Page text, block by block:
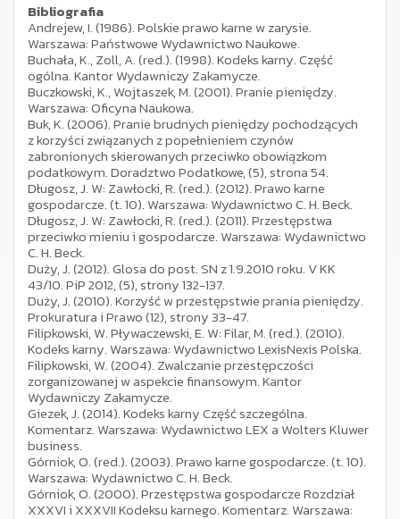
Bibliografia
Andrejew, I. (1986). Polskie prawo karne w zarysie.
Warszawa: Państwowe Wydawnictwo Naukowe.
Buchała, K., Zoll, A. (red.). (1998). Kodeks karny. Część
ogólna. Kantor Wydawniczy Zakamycze.
Buczkowski, K., Wojtaszek, M. (2001). Pranie pieniędzy.
Warszawa: Oficyna Naukowa.
Buk, K. (2006). Pranie brudnych pieniędzy pochodzących
z korzyści związanych z popełnieniem czynów
zabronionych skierowanych przeciwko obowiązkom
podatkowym. Doradztwo Podatkowe, (5), strona 54.
Długosz, J. W: Zawłocki, R. (red.). (2012). Prawo karne
gospodarcze. (t. 10). Warszawa: Wydawnictwo C. H. Beck.
Długosz, J. W: Zawłocki, R. (red.). (2011). Przestępstwa
przeciwko mieniu i gospodarcze. Warszawa: Wydawnictwo
C. H. Beck.
Duży, J. (2012). Glosa do post. SN z 1.9.2010 roku. V KK
43/10. PiP 2012, (5), strony 132-137.
Duży, J. (2010). Korzyść w przestępstwie prania pieniędzy.
Prokuratura i Prawo (12), strony 33-47.
Filipkowski, W. Pływaczewski, E. W: Filar, M. (red.). (2010).
Kodeks karny. Warszawa: Wydawnictwo LexisNexis Polska.
Filipkowski, W. (2004). Zwalczanie przestępczości
zorganizowanej w aspekcie finansowym. Kantor
Wydawniczy Zakamycze.
Giezek, J. (2014). Kodeks karny Część szczególna.
Komentarz. Warszawa: Wydawnictwo LEX a Wolters Kluwer
business.
Górniok, O. (red.). (2003). Prawo karne gospodarcze. (t. 10).
Warszawa: Wydawnictwo C. H. Beck.
Górniok, O. (2000). Przestępstwa gospodarcze Rozdział
XXXVI i XXXVII Kodeksu karnego. Komentarz. Warszawa: